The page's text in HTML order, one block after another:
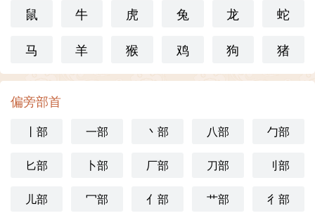
鼠
牛 虎 兔 龙
蛇
马
羊 猴 鸡 狗 猪
偏旁部首
丨部 一部 丶部 八部 勹部
匕部 卜部 厂部 刀部 刂部
儿部 冖部 亻部 艹部 彳部